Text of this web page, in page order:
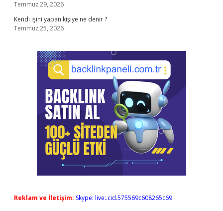
Temmuz 29, 2026
Kendi işini yapan kişiye ne denir ?
Temmuz 25, 2026
Reklam ve İletişim: Skype: live:.cid.575569c608265c69